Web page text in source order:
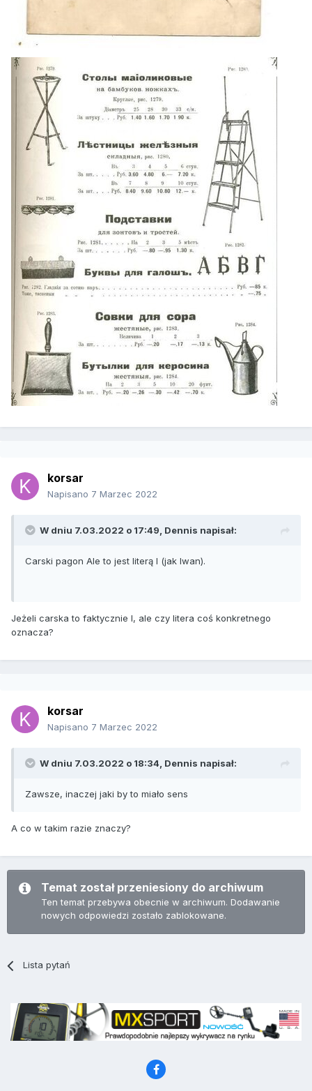
korsar
Napisano 7 Marzec 2022
W dniu 7.03.2022 o 17:49, Dennis napisał:
Carski pagon Ale to jest literą I (jak Iwan).
Jeżeli carska to faktycznie I, ale czy litera coś konkretnego
oznacza?
korsar
Napisano 7 Marzec 2022
W dniu 7.03.2022 o 18:34, Dennis napisał:
Zawsze, inaczej jaki by to miało sens
A co w takim razie znaczy?
Temat został przeniesiony do archiwum
Ten temat przebywa obecnie w archiwum. Dodawanie
nowych odpowiedzi zostało zablokowane.
Lista pytań